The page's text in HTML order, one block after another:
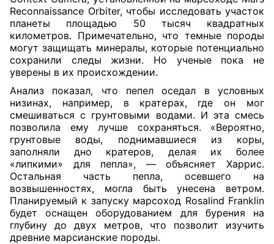
Reconnaissance Orbiter, чтобы исследовать участок
планеты площадью 50 тысяч квадратных
километров. Примечательно, что темные породы
могут защищать минералы, которые потенциально
сохранили следы жизни. Но ученые пока не
уверены в их происхождении.
Анализ показал, что пепел оседал в условных
низинах, например, в кратерах, где он мог
смешиваться с грунтовыми водами. И эта смесь
позволила ему лучше сохраняться. «Вероятно,
грунтовые воды, поднимавшиеся из коры,
заполняли дно кратеров, делая их более
«липкими» для пепла», — объясняет Харрис.
Остальная часть пепла, осевшего на
возвышенностях, могла быть унесена ветром.
Планируемый к запуску марсоход Rosalind Franklin
будет оснащен оборудованием для бурения на
глубину до двух метров, что позволит изучить
древние марсианские породы.